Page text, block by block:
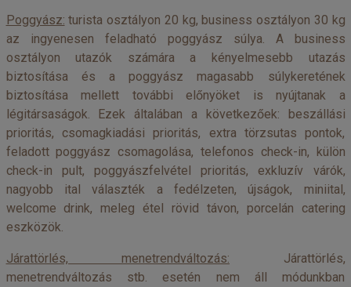
Poggyász: turista osztályon 20 kg, business osztályon 30 kg
az ingyenesen feladható poggyász súlya. A business
osztályon utazók számára a kényelmesebb utazás
biztosítása és a poggyász magasabb súlykeretének
biztosítása mellett további előnyöket is nyújtanak a
légitársaságok. Ezek általában a következőek: beszállási
prioritás, csomagkiadási prioritás, extra törzsutas pontok,
feladott poggyász csomagolása, telefonos check-in, külön
check-in pult, poggyászfelvétel prioritás, exkluzív várók,
nagyobb ital választék a fedélzeten, újságok, miniital,
welcome drink, meleg étel rövid távon, porcelán catering
eszközök.
Járattörlés, menetrendváltozás: Járattörlés,
menetrendváltozás stb. esetén nem áll módunkban